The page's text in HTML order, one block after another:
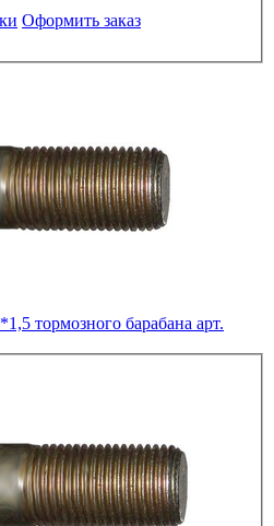
Оформить заказ
тормозного барабана арт.